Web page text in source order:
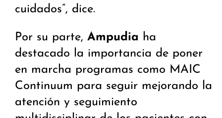
cuidados”, dice.
Por su parte, Ampudia ha
destacado la importancia de poner
en marcha programas como MAIC
Continuum para seguir mejorando la
atención y seguimiento